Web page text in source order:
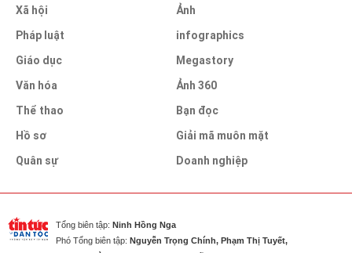
Xã hội
Pháp luật
Giáo dục
Văn hóa
Thể thao
Hồ sơ
Quân sự
Ảnh
infographics
Megastory
Ảnh 360
Bạn đọc
Giải mã muôn mặt
Doanh nghiệp
Tổng biên tập: Ninh Hồng Nga
Phó Tổng biên tập: Nguyễn Trọng Chính, Phạm Thị Tuyết,